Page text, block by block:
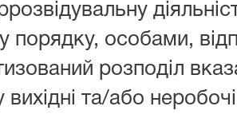
порядку, особами,
розподіл
вихідні та/або